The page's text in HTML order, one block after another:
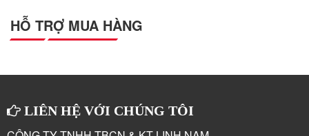
HỖ TRỢ MUA HÀNG
LIÊN HỆ VỚI CHÚNG TÔI